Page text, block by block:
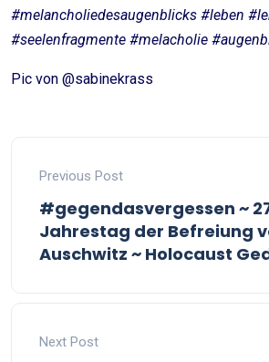
#melancholiedesaugenblicks #leben
#seelenfragmente #melacholie
Pic von @sabinekrass
Previous Post
#gegendasvergessen ~
Jahrestag der Befreiung
Auschwitz ~ Holocaust
Next Post